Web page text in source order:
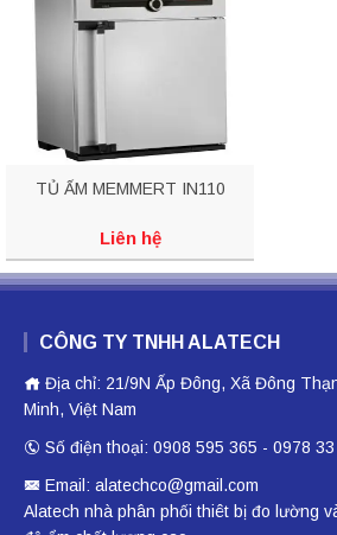
TỦ ẤM MEMMERT IN110
Liên hệ
CÔNG TY TNHH ALATECH
Địa chỉ: 21/9N Ấp Đông, Xã Đông
Minh, Việt Nam
Số điện thoại: 0908 595 365 - 0978
Email: alatechco@gmail.com
Alatech nhà phân phối thiêt bị đo lường